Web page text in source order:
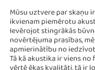
Mūsu uztvere par
ikvienam piemērotu
Ievērojot stingrākās
novērtējuma prasības,
apmierinātību no
Tā kā akustika ir viens